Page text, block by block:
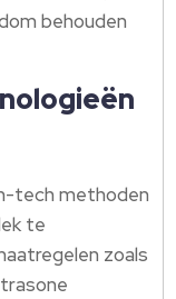
behouden
tech methoden
te
zoals